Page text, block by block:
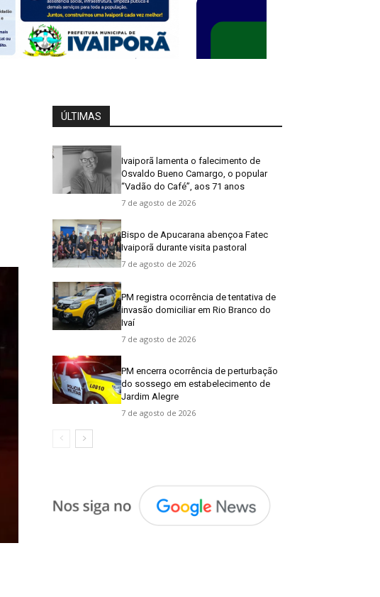
ÚLTIMAS
Ivaiporã lamenta o falecimento de
Osvaldo Bueno Camargo, o popular
“Vadão do Café”, aos 71 anos
7 de agosto de 2026
Bispo de Apucarana abençoa Fatec
Ivaiporã durante visita pastoral
7 de agosto de 2026
PM registra ocorrência de tentativa de
invasão domiciliar em Rio Branco do
Ivaí
7 de agosto de 2026
PM encerra ocorrência de perturbação
do sossego em estabelecimento de
Jardim Alegre
7 de agosto de 2026